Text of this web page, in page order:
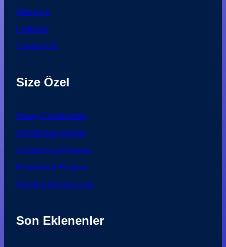
About Us
Features
Contact US
Size Özel
Heavy Construction
Architecture Design
Commercial Projects
Residential Projects
Building Maintenance
Son Eklenenler